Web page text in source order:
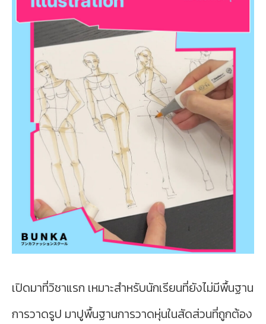
เปิดมาที่วิชาแรก เหมาะสำหรับนักเรียนที่ยังไม่มีพื้นฐาน
การวาดรูป มาปูพื้นฐานการวาดหุ่นในสัดส่วนที่ถูกต้อง